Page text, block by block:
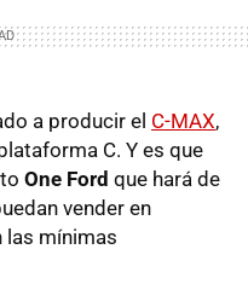
a producir el C-MAX,
C. Y es que
One Ford que hará de
vender en
las mínimas